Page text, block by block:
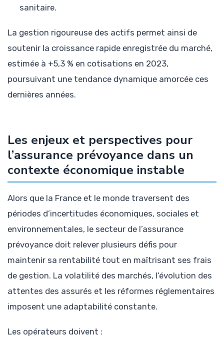
sanitaire.
La gestion rigoureuse des actifs permet ainsi de
soutenir la croissance rapide enregistrée du marché,
estimée à +5,3 % en cotisations en 2023,
poursuivant une tendance dynamique amorcée ces
dernières années.
Les enjeux et perspectives pour
l’assurance prévoyance dans un
contexte économique instable
Alors que la France et le monde traversent des
périodes d’incertitudes économiques, sociales et
environnementales, le secteur de l’assurance
prévoyance doit relever plusieurs défis pour
maintenir sa rentabilité tout en maîtrisant ses frais
de gestion. La volatilité des marchés, l’évolution des
attentes des assurés et les réformes réglementaires
imposent une adaptabilité constante.
Les opérateurs doivent :